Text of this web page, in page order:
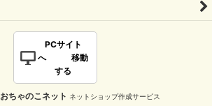
PCサイト
へ 移動
する
おちゃのこネット ネットショップ作成サービス